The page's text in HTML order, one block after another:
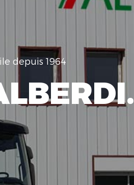
depuis 1964